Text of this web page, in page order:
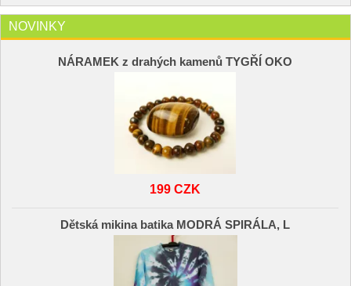
NOVINKY
NÁRAMEK z drahých kamenů TYGŘÍ OKO
199 CZK
Dětská mikina batika MODRÁ SPIRÁLA, L